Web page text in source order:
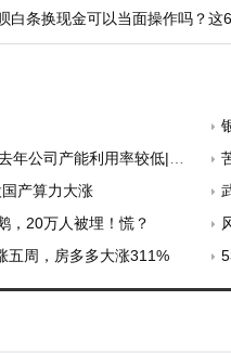
条换现金可以当面操作吗？这
司产能利用率较低|速读公告
产算力大涨
，20万人被埋！慌？
五周，房多多大涨311%